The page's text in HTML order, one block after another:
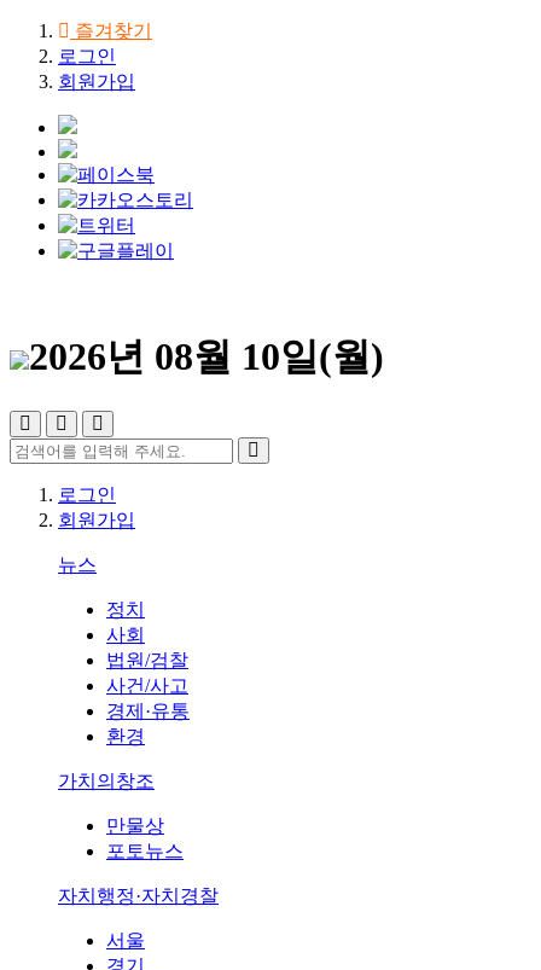
즐겨찾기
로그인
회원가입
2026년 08월 10일(월)
로그인
회원가입
뉴스
정치
사회
법원/검찰
사건/사고
경제·유통
환경
가치의창조
만물상
포토뉴스
자치행정·자치경찰
서울
경기